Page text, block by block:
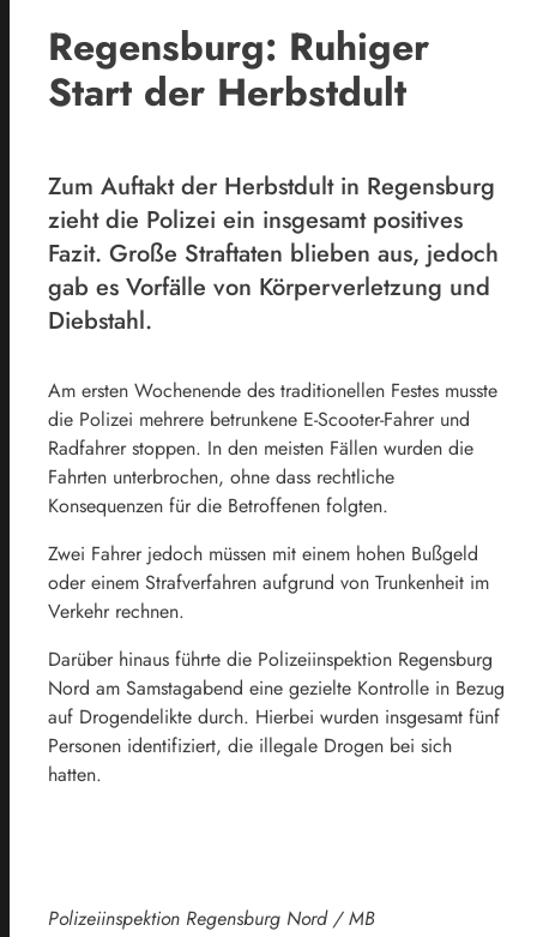
Regensburg: Ruhiger
Start der Herbstdult
Zum Auftakt der Herbstdult in Regensburg
zieht die Polizei ein insgesamt positives
Fazit. Große Straftaten blieben aus, jedoch
gab es Vorfälle von Körperverletzung und
Diebstahl.
Am ersten Wochenende des traditionellen Festes musste
die Polizei mehrere betrunkene E-Scooter-Fahrer und
Radfahrer stoppen. In den meisten Fällen wurden die
Fahrten unterbrochen, ohne dass rechtliche
Konsequenzen für die Betroffenen folgten.
Zwei Fahrer jedoch müssen mit einem hohen Bußgeld
oder einem Strafverfahren aufgrund von Trunkenheit im
Verkehr rechnen.
Darüber hinaus führte die Polizeiinspektion Regensburg
Nord am Samstagabend eine gezielte Kontrolle in Bezug
auf Drogendelikte durch. Hierbei wurden insgesamt fünf
Personen identifiziert, die illegale Drogen bei sich
hatten.
Polizeiinspektion Regensburg Nord / MB